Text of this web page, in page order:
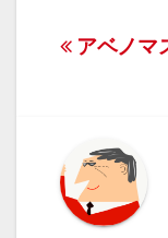
投
ナ
ビ
アベノマ